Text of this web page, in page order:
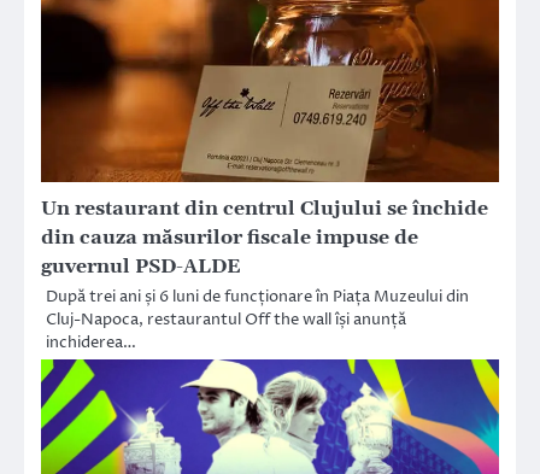
Un restaurant din centrul Clujului se închide
din cauza măsurilor fiscale impuse de
guvernul PSD-ALDE
După trei ani și 6 luni de funcționare în Piața Muzeului din
Cluj-Napoca, restaurantul Off the wall își anunță
inchiderea…